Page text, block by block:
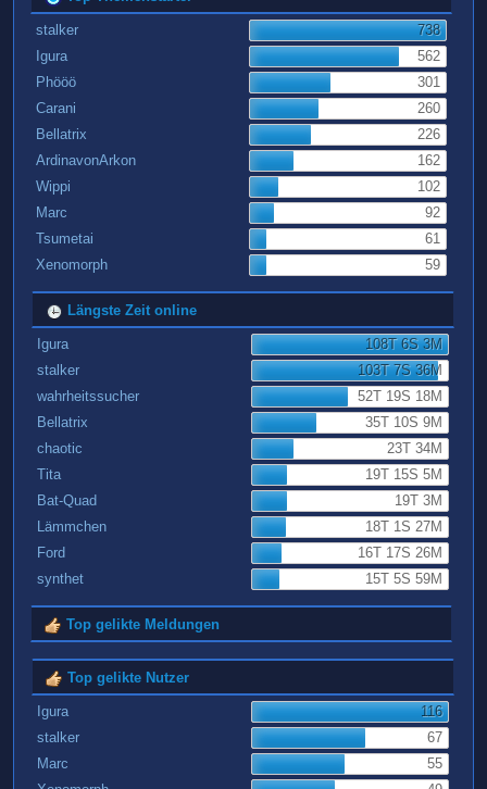
stalker
738
Igura
562
Phööö
301
Carani
260
Bellatrix
226
ArdinavonArkon
162
Wippi
102
Marc
92
Tsumetai
61
Xenomorph
59
Längste Zeit online
Igura
108T 6S 3M
stalker
103T 7S 36M
wahrheitssucher
52T 19S 18M
Bellatrix
35T 10S 9M
chaotic
23T 34M
Tita
19T 15S 5M
Bat-Quad
19T 3M
Lämmchen
18T 1S 27M
Ford
16T 17S 26M
synthet
15T 5S 59M
Top gelikte Meldungen
Top gelikte Nutzer
Igura
116
stalker
67
Marc
55